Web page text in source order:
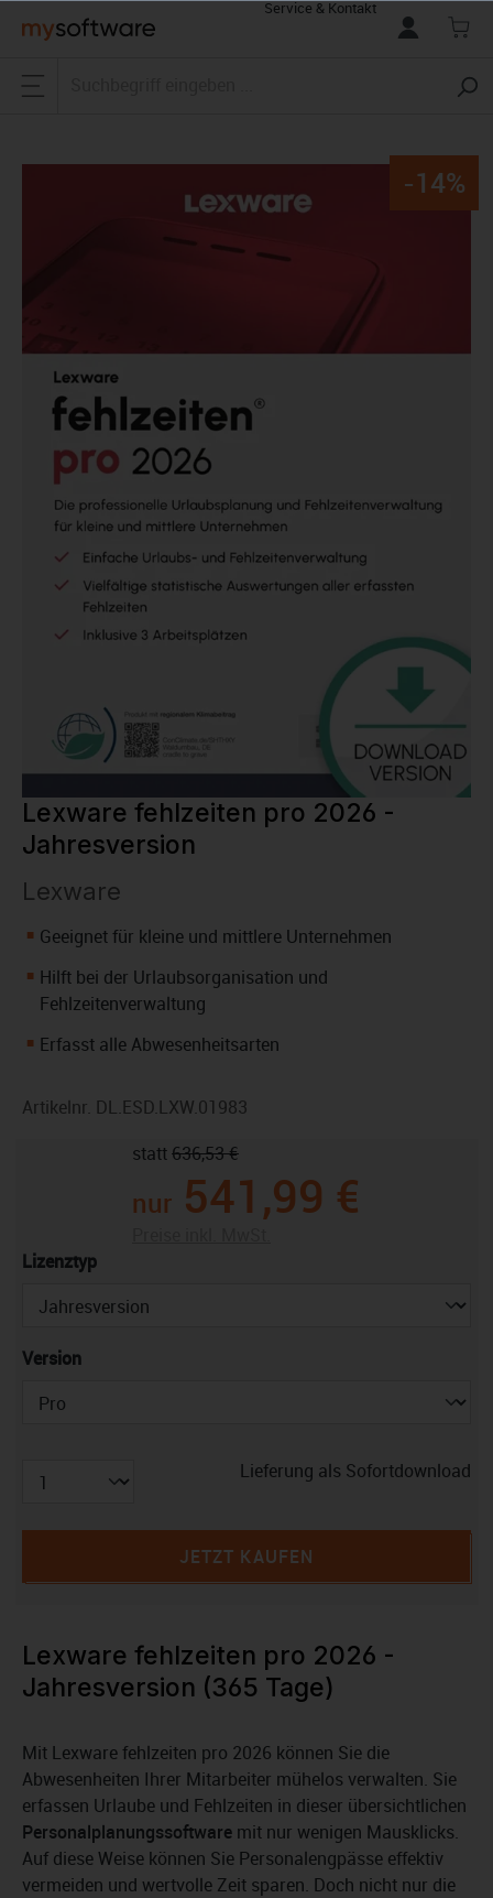
springen
Service & Kontakt
-14%
Lexware fehlzeiten pro 2026 -
Jahresversion
Lexware
Geeignet für kleine und mittlere Unternehmen
Hilft bei der Urlaubsorganisation und
Fehlzeitenverwaltung
Erfasst alle Abwesenheitsarten
Artikelnr. DL.ESD.LXW.01983
nur 541,99 €
statt636,53 €
Lizenztypauswählen
Versionauswählen
Lieferung als Sofortdownload
JETZT KAUFEN
Lexware fehlzeiten pro 2026 -
Jahresversion (365 Tage)
Mit Lexware fehlzeiten pro 2026 können Sie die
Abwesenheiten Ihrer Mitarbeiter mühelos verwalten. Sie
erfassen Urlaube und Fehlzeiten in dieser übersichtlichen
Personalplanungssoftware mit nur wenigen Mausklicks.
Auf diese Weise können Sie Personalengpässe effektiv
vermeiden und wertvolle Zeit sparen. Doch nicht nur die